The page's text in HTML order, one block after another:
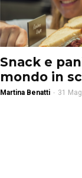
Snack e
mondo in
Martina Benatti - 31